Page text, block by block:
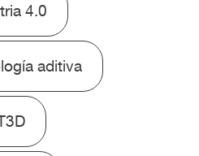
4.0
aditiva